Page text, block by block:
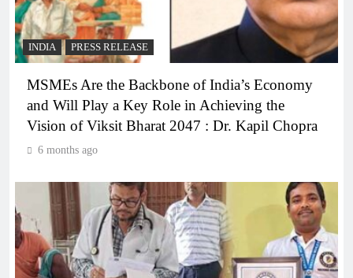
INDIA PRESS RELEASE
MSMEs Are the Backbone of India’s Economy
and Will Play a Key Role in Achieving the
Vision of Viksit Bharat 2047 : Dr. Kapil Chopra
6 months ago